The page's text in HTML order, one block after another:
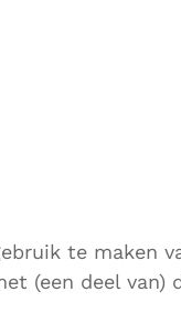
te maken
(een deel